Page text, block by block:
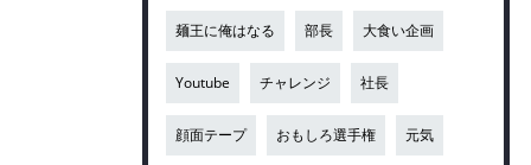
麺王に俺はなる 部長 大食い企画
Youtube チャレンジ 社長
顔面テープ おもしろ選手権 元気